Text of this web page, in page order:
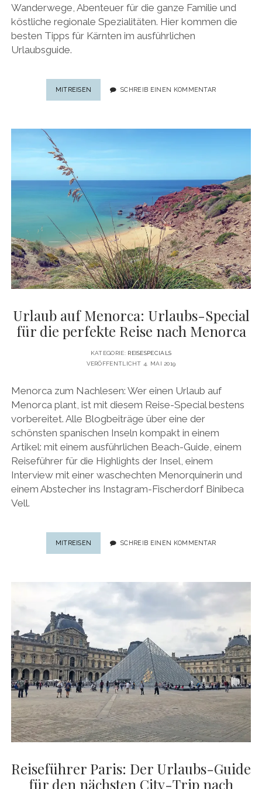
Wanderwege, Abenteuer für die ganze Familie und
köstliche regionale Spezialitäten. Hier kommen die
besten Tipps für Kärnten im ausführlichen
Urlaubsguide.
MITREISEN
BESTEN
SCHREIB EINEN KOMMENTAR
Urlaub auf Menorca: Urlaubs-Special
für die perfekte Reise nach Menorca
KATEGORIE: REISESPECIALS
VERÖFFENTLICHT 4. MAI 2019
Menorca zum Nachlesen: Wer einen Urlaub auf
Menorca plant, ist mit diesem Reise-Special bestens
vorbereitet. Alle Blogbeiträge über eine der
schönsten spanischen Inseln kompakt in einem
Artikel: mit einem ausführlichen Beach-Guide, einem
Reiseführer für die Highlights der Insel, einem
Interview mit einer waschechten Menorquinerin und
einem Abstecher ins Instagram-Fischerdorf Binibeca
Vell.
MITREISEN
URLAUB
AUF
MENORCA
SCHREIB EINEN KOMMENTAR
Reiseführer Paris: Der Urlaubs-Guide
für den nächsten City-Trip nach